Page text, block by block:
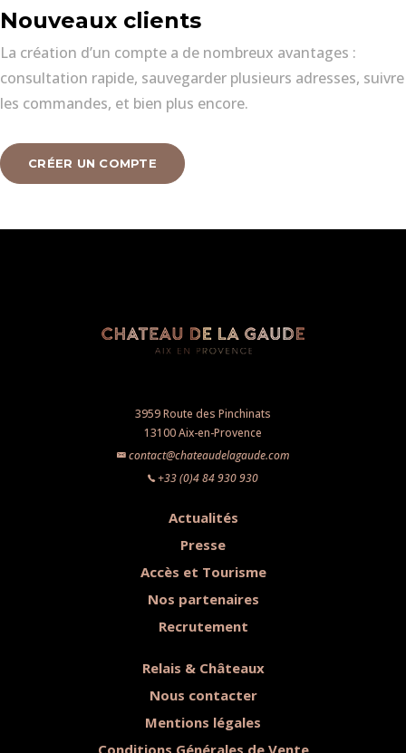
Nouveaux clients
La création d’un compte a de nombreux avantages :
consultation rapide, sauvegarder plusieurs adresses, suivre
les commandes, et bien plus encore.
CRÉER UN COMPTE
3959 Route des Pinchinats
13100 Aix-en-Provence
contact@chateaudelagaude.com
+33 (0)4 84 930 930
Actualités
Presse
Accès et Tourisme
Nos partenaires
Recrutement
Relais & Châteaux
Nous contacter
Mentions légales
Conditions Générales de Vente